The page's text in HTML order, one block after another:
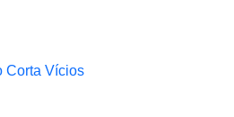
rápida
Corta Vícios